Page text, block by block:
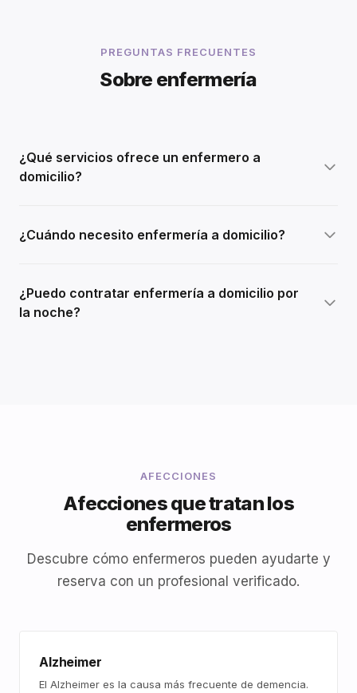
PREGUNTAS FRECUENTES
Sobre enfermería
¿Qué servicios ofrece un enfermero a
domicilio?
¿Cuándo necesito enfermería a domicilio?
¿Puedo contratar enfermería a domicilio por
la noche?
AFECCIONES
Afecciones que tratan los
enfermeros
Descubre cómo enfermeros pueden ayudarte y
reserva con un profesional verificado.
Alzheimer
El Alzheimer es la causa más frecuente de demencia.